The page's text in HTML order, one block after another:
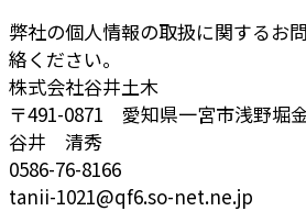
弊社の個人情報の取扱に関するお
絡ください。
株式会社谷井土木
〒491-0871 愛知県一宮市浅野堀
谷井 清秀
0586-76-8166
tanii-1021@qf6.so-net.ne.jp